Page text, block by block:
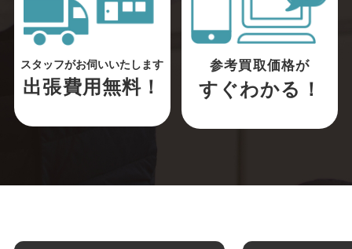
スタッフがお伺いいたします
出張費用無料！
参考買取価格が
すぐわかる！